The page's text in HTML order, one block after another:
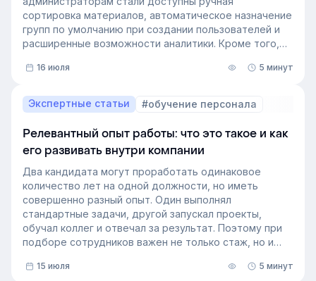
сортировка материалов, автоматическое назначение
групп по умолчанию при создании пользователей и
расширенные возможности аналитики. Кроме того,
он охватывает и материалы из раздела «Проводник».
16 июля 5 минут
Экспертные статьи #обучение персонала
Релевантный опыт работы: что это такое и как
его развивать внутри компании
Два кандидата могут проработать одинаковое
количество лет на одной должности, но иметь
совершенно разный опыт. Один выполнял
стандартные задачи, другой запускал проекты,
обучал коллег и отвечал за результат. Поэтому при
подборе сотрудников важен не только стаж, но и
В этой статье разберём, релевантный опыт работы
15 июля 5 минут